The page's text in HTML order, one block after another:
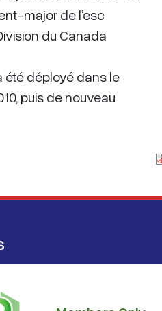
major de l’esc
du Canada
été déployé dans le
puis de nouveau